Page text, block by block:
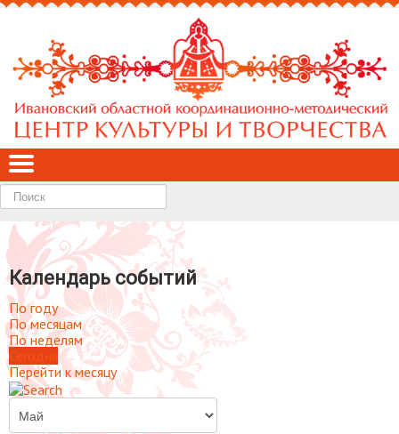
Найти
Календарь событий
По году
По месяцам
По неделям
Перейти к месяцу